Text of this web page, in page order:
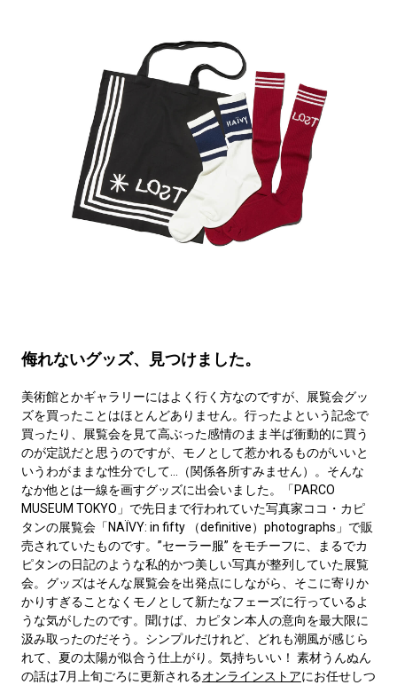
侮れないグッズ、見つけました。
美術館とかギャラリーにはよく行く方なのですが、展覧会グッ
ズを買ったことはほとんどありません。行ったよという記念で
買ったり、展覧会を見て高ぶった感情のまま半ば衝動的に買う
のが定説だと思うのですが、モノとして惹かれるものがいいと
いうわがままな性分でして…（関係各所すみません）。そんな
なか他とは一線を画すグッズに出会いました。「PARCO
MUSEUM TOKYO」で先日まで行われていた写真家ココ・カピ
タンの展覧会「NAÏVY: in fifty （definitive）photographs」で販
売されていたものです。”セーラー服” をモチーフに、まるでカ
ピタンの日記のような私的かつ美しい写真が整列していた展覧
会。グッズはそんな展覧会を出発点にしながら、そこに寄りか
かりすぎることなくモノとして新たなフェーズに行っているよ
うな気がしたのです。聞けば、カピタン本人の意向を最大限に
汲み取ったのだそう。シンプルだけれど、どれも潮風が感じら
れて、夏の太陽が似合う仕上がり。気持ちいい！ 素材うんぬん
の話は7月上旬ごろに更新されるオンラインストアにお任せしつ